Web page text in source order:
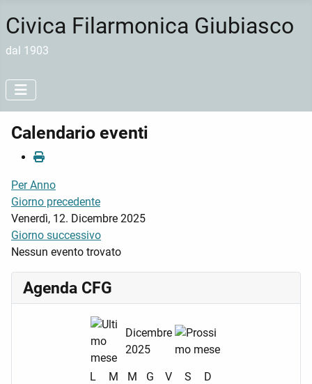
Civica Filarmonica Giubiasco
dal 1903
Calendario eventi
Per Anno
Giorno precedente
Venerdì, 12. Dicembre 2025
Giorno successivo
Nessun evento trovato
Agenda CFG
Dicembre
2025
L M M G V S
D